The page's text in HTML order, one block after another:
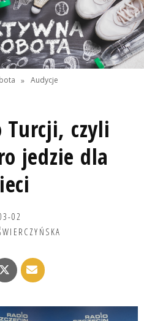
» Audycje
Turcji, czyli
jedzie dla
02